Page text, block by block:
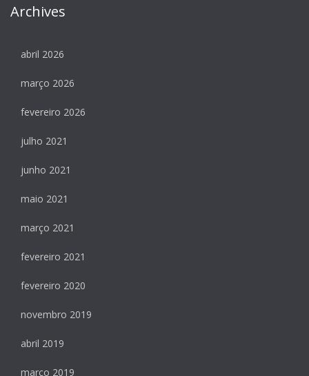
Archives
abril 2026
março 2026
fevereiro 2026
julho 2021
junho 2021
maio 2021
março 2021
fevereiro 2021
fevereiro 2020
novembro 2019
abril 2019
março 2019